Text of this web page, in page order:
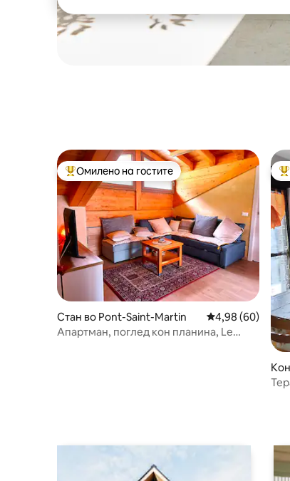
Меѓу најуспешните „Омилени на гостите“
Омилено на гостите
Стан во Pont-Saint-Martin Просечна
4,98 (60)
Апартман, поглед кон планина, Le